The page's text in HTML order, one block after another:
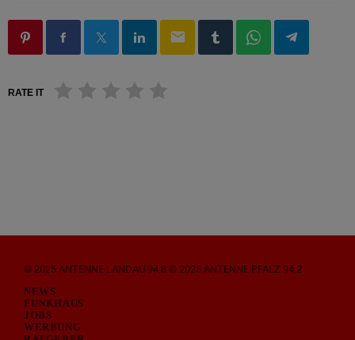
email
RATE IT
© 2025 ANTENNE LANDAU 94,8 © 2025 ANTENNE PFALZ 94,2
NEWS
FUNKHAUS
JOBS
WERBUNG